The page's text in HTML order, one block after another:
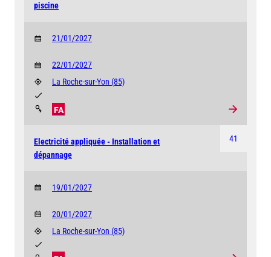
piscine
21/01/2027
22/01/2027
La Roche-sur-Yon (85)
FA
41
Electricité appliquée - Installation et
dépannage
19/01/2027
20/01/2027
La Roche-sur-Yon (85)